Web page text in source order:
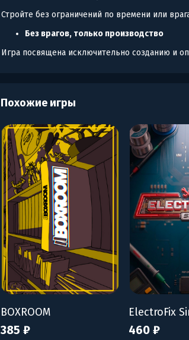
Стройте без ограничений по времени или
Без врагов, только производство
Игра посвящена исключительно созданию и
Похожие игры
BOXROOM
385 ₽
ElectroFix
460 ₽